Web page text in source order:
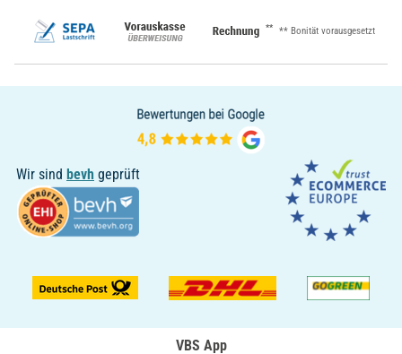
** ** Bonität vorausgesetzt
Wir sind bevh geprüft
VBS App